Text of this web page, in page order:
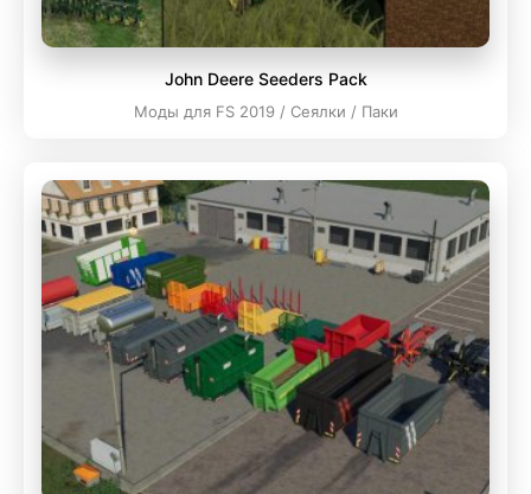
John Deere Seeders Pack
Моды для FS 2019 / Сеялки / Паки